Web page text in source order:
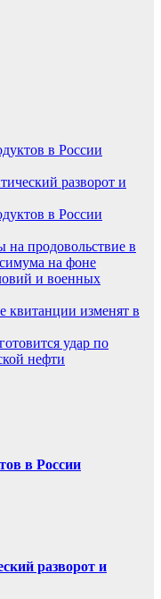
в России
разворот и
в России
продовольствие в
на фоне
и военных
изменят в
удар по
нефти
в России
разворот и